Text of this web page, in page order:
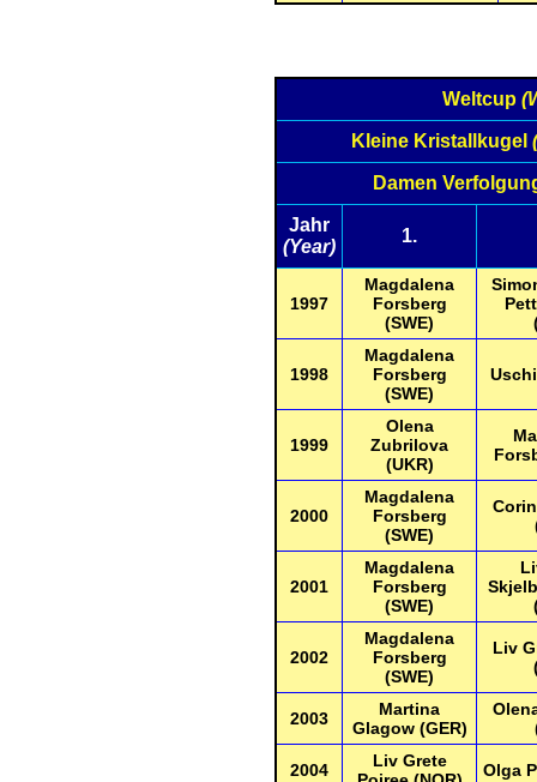
Weltcup
Kleine Kristallkugel
Damen
Jahr
(Year)
1.
1997
Magdalena
Forsberg
(SWE)
1998
Magdalena
Forsberg
(SWE)
1999
Olena
Zubrilova
(UKR)
2000
Magdalena
Forsberg
(SWE)
2001
Magdalena
Forsberg
(SWE)
2002
Magdalena
Forsberg
(SWE)
Liv
2003
Martina
Glagow (GER)
2004
Liv Grete
Olga